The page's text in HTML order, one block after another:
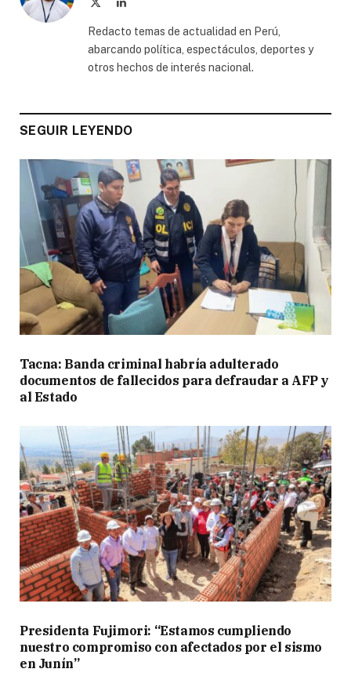
Redacto temas de actualidad en Perú,
abarcando política, espectáculos, deportes y
otros hechos de interés nacional.
SEGUIR LEYENDO
Tacna: Banda criminal habría adulterado
documentos de fallecidos para defraudar a AFP y
al Estado
Presidenta Fujimori: “Estamos cumpliendo
nuestro compromiso con afectados por el sismo
en Junín”